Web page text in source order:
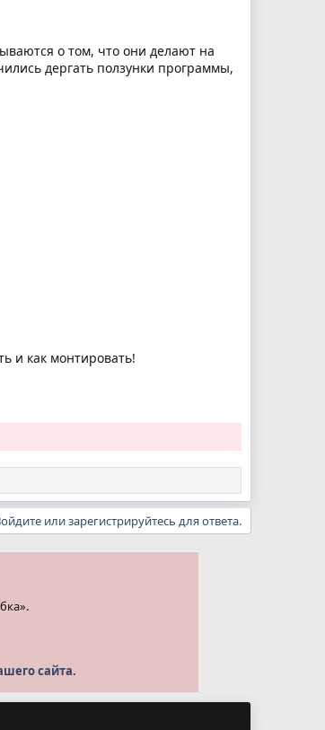
о том, что они делают на
дергать ползунки программы,
и как монтировать!
или зарегистрируйтесь для ответа.
сайта.